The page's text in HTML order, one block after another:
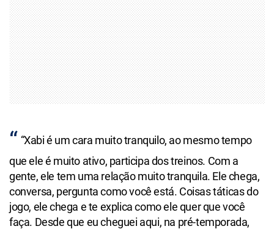
“Xabi é um cara muito tranquilo, ao mesmo tempo
que ele é muito ativo, participa dos treinos. Com a
gente, ele tem uma relação muito tranquila. Ele chega,
conversa, pergunta como você está. Coisas táticas do
jogo, ele chega e te explica como ele quer que você
faça. Desde que eu cheguei aqui, na pré-temporada,